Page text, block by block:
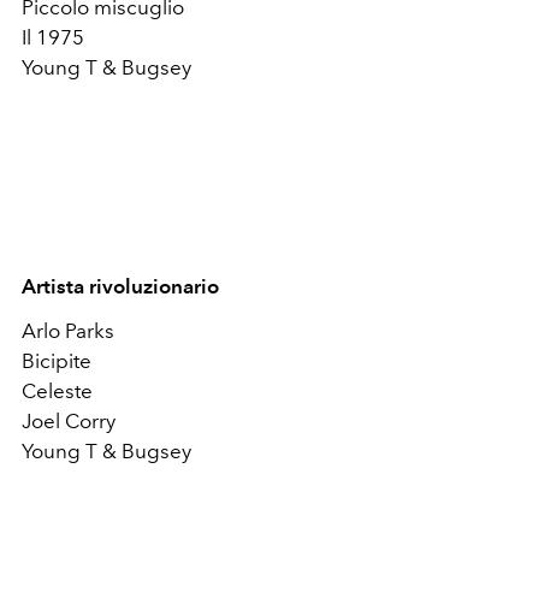
Piccolo miscuglio
Il 1975
Young T & Bugsey
Artista rivoluzionario
Arlo Parks
Bicipite
Celeste
Joel Corry
Young T & Bugsey